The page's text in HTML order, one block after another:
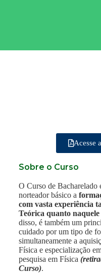
Acesse
Sobre o Curso
O Curso de
norteador básico a
com vasta experiência
Teórica quanto
disso, é também um
cuidado por um tipo de
simultaneamente a
Física e especialização
pesquisa em Física
Curso).